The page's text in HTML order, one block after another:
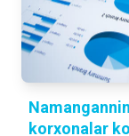
korxonalar